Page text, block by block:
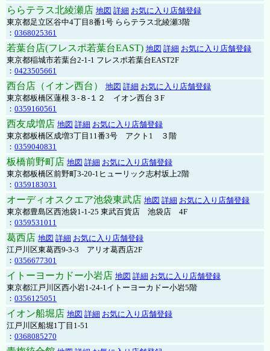
ららテラス北綾瀬店 地図 詳細 お気に入り店舗登録
東京都足立区谷中4丁目8番1号 ららテラス北綾瀬3階
： 0368025361
若葉台店(フレスポ若葉台EAST) 地図 詳細 お気に入り店舗登録
東京都稲城市若葉台2-1-1 フレスポ若葉台EAST2F
： 0423505661
西台店（イオン西台） 地図 詳細 お気に入り店舗登録
東京都板橋区蓮根３-８-１２ イオン西台３F
： 0359160561
西友成増店 地図 詳細 お気に入り店舗登録
東京都板橋区成増3丁目11番3号 アクト1 ３階
： 0359040831
板橋前野町店 地図 詳細 お気に入り店舗登録
東京都板橋区前野町3-20-1ヒューリック志村坂上2階
： 0359183031
オーディオスクエア池袋東武店 地図 詳細 お気に入り店舗登録
東京都豊島区西池袋1-1-25 東武百貨店 池袋店 4F
： 0359531011
葛西店 地図 詳細 お気に入り店舗登録
江戸川区東葛西9-3-3 アリオ葛西店2F
： 0356677301
イトーヨーカドー小岩店 地図 詳細 お気に入り店舗登録
東京都江戸川区西小岩1-24-1イトーヨーカドー小岩5階
： 0356125051
イオン船堀店 地図 詳細 お気に入り店舗登録
江戸川区船堀1丁目1-51
： 0368085270